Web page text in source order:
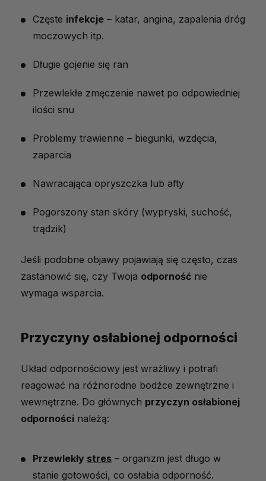
Częste infekcje – katar, angina, zapalenia dróg
moczowych itp.
Długie gojenie się ran
Przewlekłe zmęczenie nawet po odpowiedniej
ilości snu
Problemy trawienne – biegunki, wzdęcia,
zaparcia
Nawracająca opryszczka lub afty
Pogorszony stan skóry (wypryski, suchość,
trądzik)
Jeśli podobne objawy pojawiają się często, czas
zastanowić się, czy Twoja odporność nie
wymaga wsparcia.
Przyczyny osłabionej odporności
Układ odpornościowy jest wrażliwy i potrafi
reagować na różnorodne bodźce zewnętrzne i
wewnętrzne. Do głównych przyczyn osłabionej
odporności należą:
Przewlekły stres – organizm jest długo w
stanie gotowości, co osłabia odporność.